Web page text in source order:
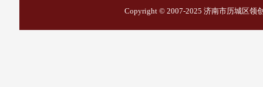
Copyright © 2007-2025 济南市历城区领